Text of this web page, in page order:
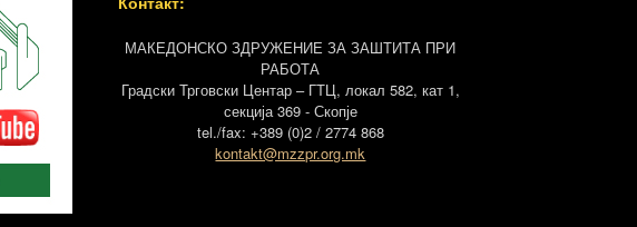
МАКЕДОНСКО ЗДРУЖЕНИЕ ЗА ЗАШТИТА ПРИ
РАБОТА
Градски Трговски Центар – ГТЦ, локал 582, кат 1,
секција 369 - Скопје
tel./fax: +389 (0)2 / 2774 868
kontakt@mzzpr.org.mk